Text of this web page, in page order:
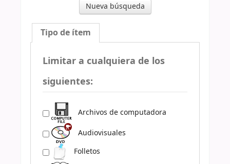
Nueva búsqueda
Tipo de ítem
Limitar a cualquiera de los
siguientes:
Archivos de computadora
Audiovisuales
Folletos